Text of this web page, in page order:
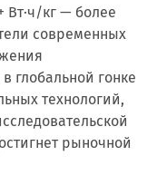
Вт·ч/кг — более
современных
глобальной гонке
технологий,
рыночной